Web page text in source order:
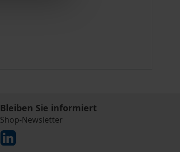
Bleiben Sie informiert
Shop-Newsletter